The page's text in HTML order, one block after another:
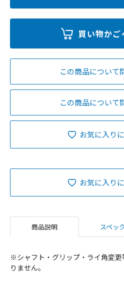
この商品について
この商品について
お気に入り
お気に入り
商品説明 スペッ
※シャフト・グリップ・ライ角変
りません。